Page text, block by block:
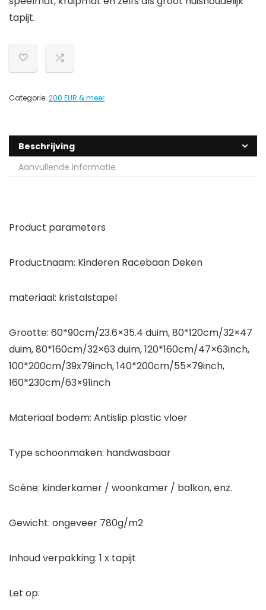
tapijt.
Categorie: 200 EUR & meer
Beschrijving
Aanvullende informatie
Product parameters
Productnaam: Kinderen Racebaan Deken
materiaal: kristalstapel
Grootte: 60*90cm/23.6×35.4 duim, 80*120cm/32×47
duim, 80*160cm/32×63 duim, 120*160cm/47×63inch,
100*200cm/39x79inch, 140*200cm/55×79inch,
160*230cm/63×91inch
Materiaal bodem: Antislip plastic vloer
Type schoonmaken: handwasbaar
Scène: kinderkamer / woonkamer / balkon, enz.
Gewicht: ongeveer 780g/m2
Inhoud verpakking: 1 x tapijt
Let op: